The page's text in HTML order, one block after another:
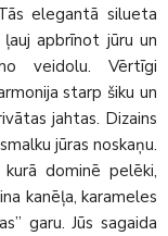
elegantā silueta
apbrīnot jūru un
veidolu. Vērtīgi
starp šiku un
jahtas. Dizains
jūras noskaņu.
kurā dominē pelēki,
kanēļa, karameles
garu. Jūs sagaida